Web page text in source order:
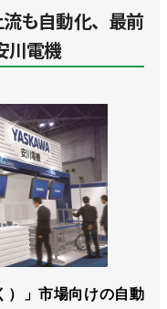
も自動化、最前
川電機
）」市場向けの自動